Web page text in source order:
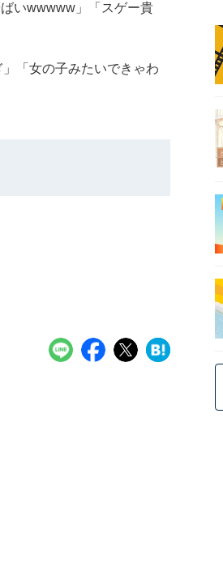
いwwwww」「スゲー貴
「女の子みたいできゃわ